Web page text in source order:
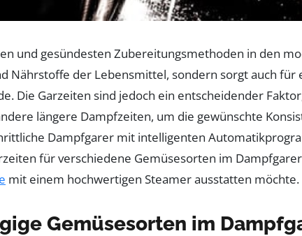
und gesündesten Zubereitungsmethoden in den
Nährstoffe der Lebensmittel, sondern sorgt auch
Die Garzeiten sind jedoch ein entscheidender
längere Dampfzeiten, um die gewünschte
Dampfgarer mit intelligenten
für verschiedene Gemüsesorten im
mit einem hochwertigen Steamer ausstatten möchte.
Gemüsesorten im